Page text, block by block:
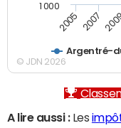
Argentré-
2005 2007
1 000
© JDN 2026
A lire aussi :Les